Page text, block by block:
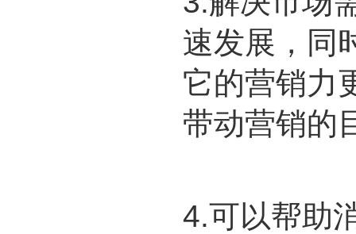
速发展，同
它的营销力
带动营销的
4.可以帮助